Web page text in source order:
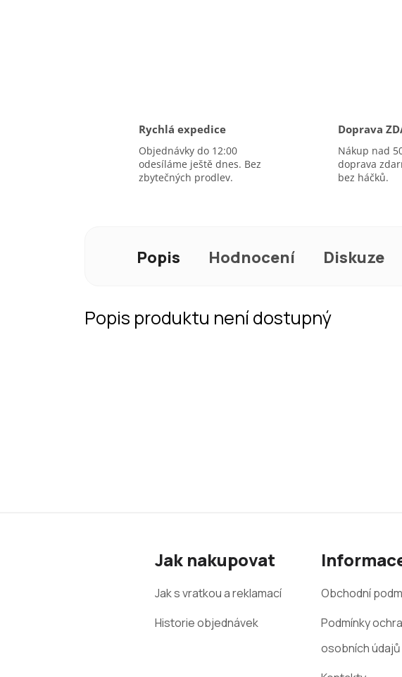
Rychlá expedice
Objednávky do 12:00
odesíláme ještě dnes. Bez
zbytečných prodlev.
Doprava
Nákup nad
doprava
bez háčků.
Popis Hodnocení Diskuze
Popis produktu není dostupný
Jak nakupovat
Jak s vratkou a reklamací
Historie objednávek
Obchodní
Podmínky
osobních údajů